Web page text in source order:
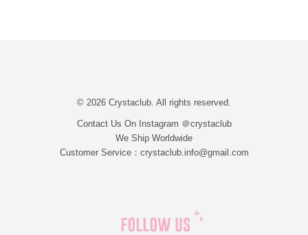
© 2026 Crystaclub. All rights reserved.
Contact Us On Instagram ＠crystaclub
We Ship Worldwide
Customer Service：crystaclub.info@gmail.com